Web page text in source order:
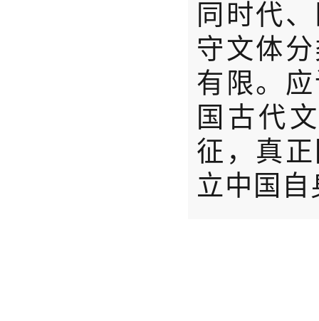
同时代
守文体
有限。
国古代
征，真
立中国